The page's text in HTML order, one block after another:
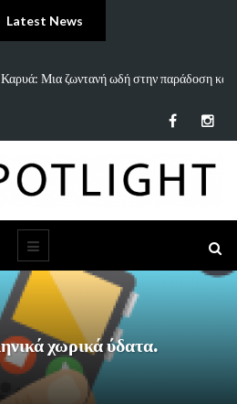
Latest News
Το νέο τραγούδι του Δημήτρη Πανανάκη
χωρικά ύδατα.